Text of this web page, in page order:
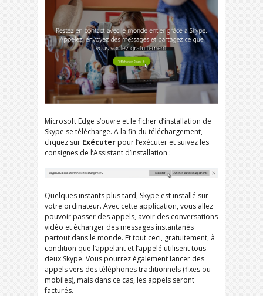
Microsoft Edge s’ouvre et le ficher d’installation de
Skype se télécharge. A la fin du téléchargement,
cliquez sur Exécuter pour l’exécuter et suivez les
consignes de l’Assistant d’installation :
Quelques instants plus tard, Skype est installé sur
votre ordinateur. Avec cette application, vous allez
pouvoir passer des appels, avoir des conversations
vidéo et échanger des messages instantanés
partout dans le monde. Et tout ceci, gratuitement, à
condition que l’appelant et l’appelé utilisent tous
deux Skype. Vous pourrez également lancer des
appels vers des téléphones traditionnels (fixes ou
mobiles), mais dans ce cas, les appels seront
facturés.